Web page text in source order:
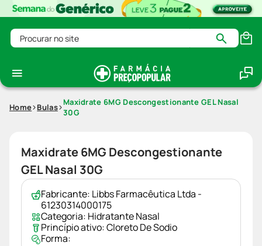
Procurar no site
Home Bulas Maxidrate 6MG Descongestionante GEL Nasal
30G
Maxidrate 6MG Descongestionante
GEL Nasal 30G
Fabricante: Libbs Farmacêutica Ltda -
61230314000175
Categoria: Hidratante Nasal
Princípio ativo:Cloreto De Sodio
Forma: